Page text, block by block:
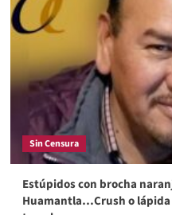
Sin Censura
Estúpidos con brocha
Huamantla…Crush o lápida